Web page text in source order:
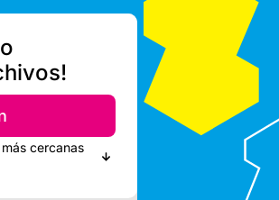
cercanas